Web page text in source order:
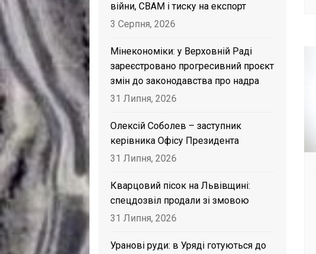
війни, CBAM і тиску на експорт
3 Серпня, 2026
Мінекономіки: у Верховній Раді
зареєстровано прогресивний проєкт
змін до законодавства про надра
31 Липня, 2026
Олексій Соболев – заступник
керівника Офісу Президента
31 Липня, 2026
Кварцовий пісок на Львівщині:
спецдозвіл продали зі змовою
31 Липня, 2026
Уранові руди: в Уряді готуються до